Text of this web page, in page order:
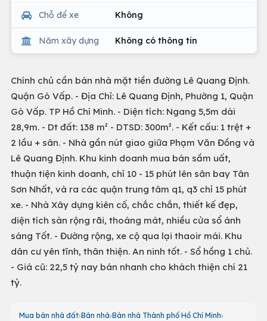
Chỗ để xe Không
Năm xây dựng Không có thông tin
Chính chủ cần bán nhà mặt tiền đường Lê Quang Định.
Quận Gò Vấp. - Địa Chỉ: Lê Quang Định, Phường 1, Quận
Gò Vấp. TP Hồ Chí Minh. - Diện tích: Ngang 5,5m dài
28,9m. - Dt đất: 138 m² - DTSD: 300m². - Kết cấu: 1 trệt +
2 lầu + sân. - Nhà gần nút giao giữa Phạm Văn Đồng và
Lê Quang Định. Khu kinh doanh mua bán sầm uất,
thuận tiện kinh doanh, chỉ 10 - 15 phút lên sân bay Tân
Sơn Nhất, và ra các quận trung tâm q1, q3 chỉ 15 phút
xe. - Nhà Xây dựng kiên cố, chắc chắn, thiết kế đẹp,
diện tích sàn rộng rãi, thoáng mát, nhiều cửa sổ ánh
sáng Tốt. - Đường rộng, xe cộ qua lại thaoir mái. Khu
dân cư yên tĩnh, thân thiện. An ninh tốt. - Sổ hồng 1 chủ.
- Giá cũ: 22,5 tỷ nay bán nhanh cho khách thiện chí 21
tỷ.
Mua bán nhà đất Bán nhà Bán nhà Thành phố Hồ Chí Minh